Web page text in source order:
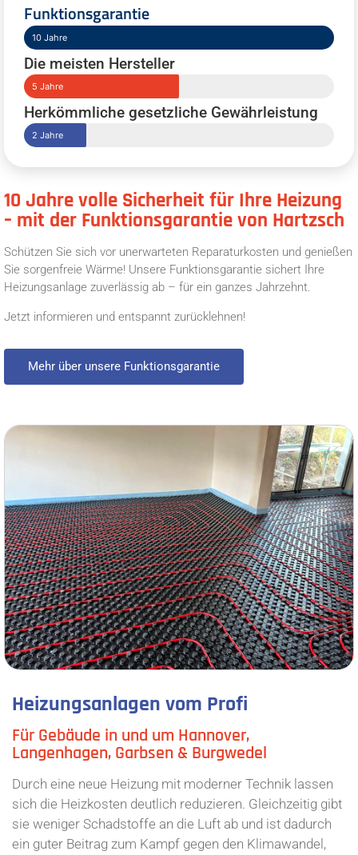
10 Jahre volle Sicherheit für Ihre Heizung
– mit der Funktionsgarantie von Hartzsch
Schützen Sie sich vor unerwarteten Reparaturkosten und genießen
Sie sorgenfreie Wärme! Unsere Funktionsgarantie sichert Ihre
Heizungsanlage zuverlässig ab – für ein ganzes Jahrzehnt.
Jetzt informieren und entspannt zurücklehnen!
Mehr über unsere Funktionsgarantie
Funktionsgarantie
10 Jahre
Die meisten Hersteller
5 Jahre
Herkömmliche gesetzliche Gewährleistung
2 Jahre
Heizungsanlagen vom Profi
Für Gebäude in und um Hannover,
Langenhagen, Garbsen & Burgwedel
Durch eine neue Heizung mit moderner Technik lassen
sich die Heizkosten deutlich reduzieren. Gleichzeitig gibt
sie weniger Schadstoffe an die Luft ab und ist dadurch
ein guter Beitrag zum Kampf gegen den Klimawandel,